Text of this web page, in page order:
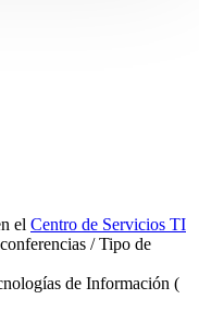
el Centro de Servicios TI
/ Tipo de
de Información (